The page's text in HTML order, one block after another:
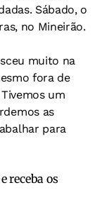
Sábado, o
no Mineirão.
muito na
fora de
um
as
para
receba os